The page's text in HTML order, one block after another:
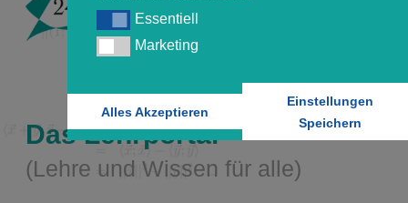
EssentiellEssentiell
MarketingMarketing
Alles Akzeptieren
Einstellungen
Speichern
Das Lehrportal
(Lehre und Wissen für alle)